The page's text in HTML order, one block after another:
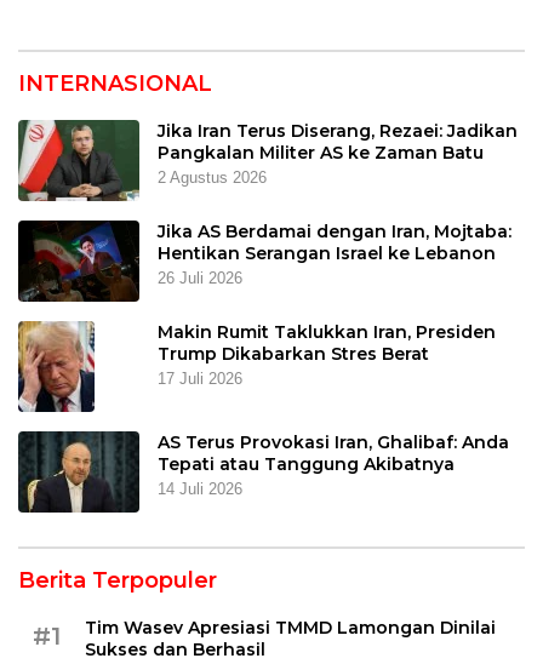
INTERNASIONAL
Jika Iran Terus Diserang, Rezaei: Jadikan
Pangkalan Militer AS ke Zaman Batu
2 Agustus 2026
Jika AS Berdamai dengan Iran, Mojtaba:
Hentikan Serangan Israel ke Lebanon
26 Juli 2026
Makin Rumit Taklukkan Iran, Presiden
Trump Dikabarkan Stres Berat
17 Juli 2026
AS Terus Provokasi Iran, Ghalibaf: Anda
Tepati atau Tanggung Akibatnya
14 Juli 2026
Berita Terpopuler
#1
Tim Wasev Apresiasi TMMD Lamongan Dinilai
Sukses dan Berhasil